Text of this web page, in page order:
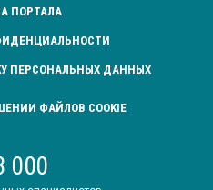
ПОРТАЛА
ПЕРСОНАЛЬНЫХ ДАННЫХ
ФАЙЛОВ COOKIE
000